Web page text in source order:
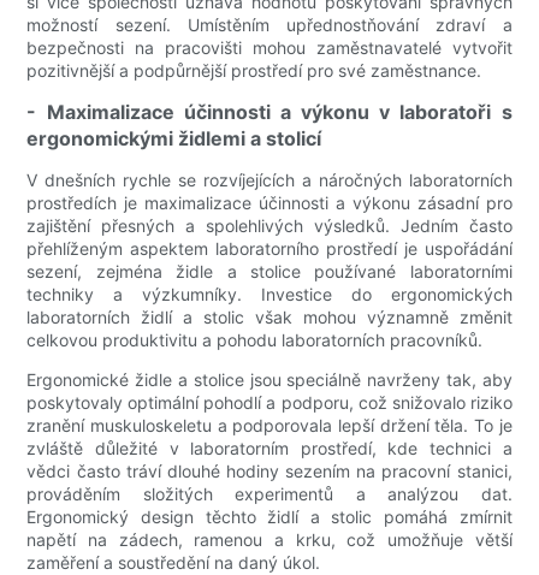
možností sezení. Umístěním upřednostňování zdraví a
bezpečnosti na pracovišti mohou zaměstnavatelé vytvořit
pozitivnější a podpůrnější prostředí pro své zaměstnance.
- Maximalizace účinnosti a výkonu v laboratoři s
ergonomickými židlemi a stolicí
V dnešních rychle se rozvíjejících a náročných laboratorních
prostředích je maximalizace účinnosti a výkonu zásadní pro
zajištění přesných a spolehlivých výsledků. Jedním často
přehlíženým aspektem laboratorního prostředí je uspořádání
sezení, zejména židle a stolice používané laboratorními
techniky a výzkumníky. Investice do ergonomických
laboratorních židlí a stolic však mohou významně změnit
celkovou produktivitu a pohodu laboratorních pracovníků.
Ergonomické židle a stolice jsou speciálně navrženy tak, aby
poskytovaly optimální pohodlí a podporu, což snižovalo riziko
zranění muskuloskeletu a podporovala lepší držení těla. To je
zvláště důležité v laboratorním prostředí, kde technici a
vědci často tráví dlouhé hodiny sezením na pracovní stanici,
prováděním složitých experimentů a analýzou dat.
Ergonomický design těchto židlí a stolic pomáhá zmírnit
napětí na zádech, ramenou a krku, což umožňuje větší
zaměření a soustředění na daný úkol.